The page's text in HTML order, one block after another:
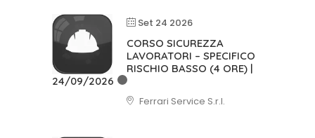
Set 24 2026
CORSO SICUREZZA
LAVORATORI – SPECIFICO
RISCHIO BASSO (4 ORE) |
24/09/2026
Ferrari Service S.r.l.